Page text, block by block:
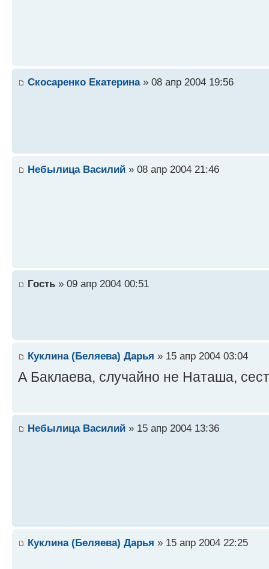
Скосаренко Екатерина» 08 апр 2004 19:56
Небылица Василий » 08 апр 2004 21:46
Гость » 09 апр 2004 00:51
Куклина (Беляева) Дарья » 15 апр 2004 03:04
А Баклаева, случайно не Наташа,
Небылица Василий » 15 апр 2004 13:36
Куклина (Беляева) Дарья » 15 апр 2004 22:25